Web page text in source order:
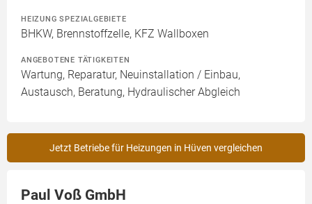
HEIZUNG SPEZIALGEBIETE
BHKW, Brennstoffzelle, KFZ Wallboxen
ANGEBOTENE TÄTIGKEITEN
Wartung, Reparatur, Neuinstallation / Einbau,
Austausch, Beratung, Hydraulischer Abgleich
Jetzt Betriebe für Heizungen in Hüven vergleichen
Paul Voß GmbH